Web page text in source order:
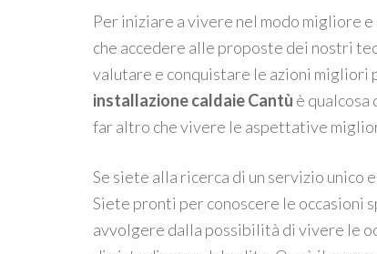
Per iniziare a vivere nel modo migliore
che accedere alle proposte dei nostri
valutare e conquistare le azioni migliori
installazione caldaie Cantù è
far altro che vivere le aspettative
Se siete alla ricerca di un servizio unico
Siete pronti per conoscere le occasioni
avvolgere dalla possibilità di vivere le